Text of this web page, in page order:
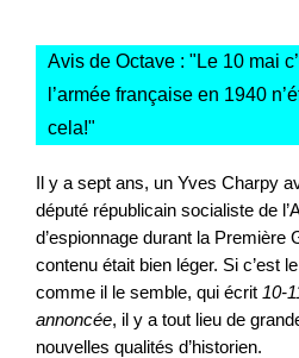
Avis de Octave : " Le 10 mai
l’armée française en 1940
cela!"
Il y a sept ans, un Yves Charpy
député républicain socialiste de
d’espionnage durant la Première
contenu était bien léger. Si c’est
comme il le semble, qui écrit 10-
annoncée, il y a tout lieu de
nouvelles qualités d’historien.